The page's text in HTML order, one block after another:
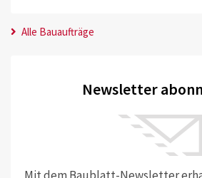
Alle Bauaufträge
Newsletter
Mit dem Baublatt-Newsletter